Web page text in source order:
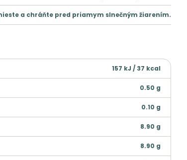
a chráňte pred priamym slnečným žiarením.
157 kJ / 37 kcal
0.50 g
0.10 g
8.90 g
8.90 g